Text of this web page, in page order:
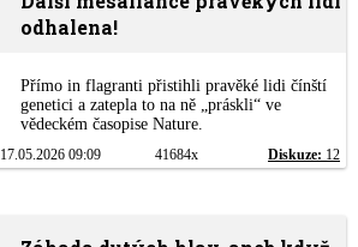
odhalena!
Přímo in flagranti přistihli pravěké lidi čínští
genetici a zatepla to na ně „práskli“ ve
vědeckém časopise Nature.
17.05.2026 09:09 41684x Diskuze: 12